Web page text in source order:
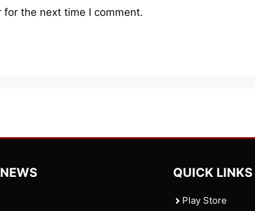
the next time I comment.
QUICK LINKS
Play Store